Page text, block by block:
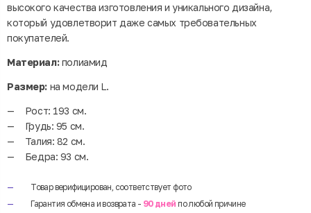
высокого качества изготовления и уникального дизайна,
который удовлетворит даже самых требовательных
покупателей.
Материал:полиамид
Размер: на модели L.
Рост: 193 см.
Грудь: 95 см.
Талия: 82 см.
Бедра: 93 см.
Товар верифицирован, соответствует фото
Гарантия обмена и возврата - 90 дней по любой причине